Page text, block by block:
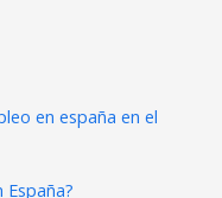
en españa en el